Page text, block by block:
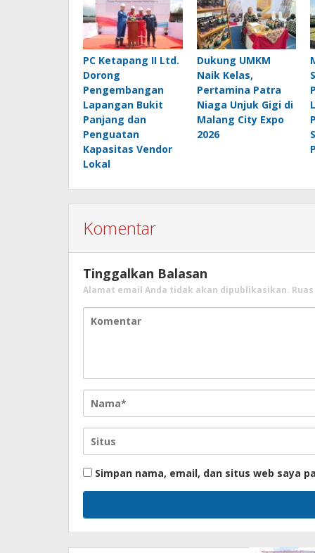
PC Ketapang II Ltd.
Dorong
Pengembangan
Lapangan Bukit
Panjang dan
Penguatan
Kapasitas Vendor
Lokal
Dukung UMKM
Naik Kelas,
Pertamina Patra
Niaga Unjuk Gigi di
Malang City Expo
2026
Komentar
Tinggalkan Balasan
Alamat email Anda tidak akan dipublikasikan.
Simpan nama, email, dan situs web saya